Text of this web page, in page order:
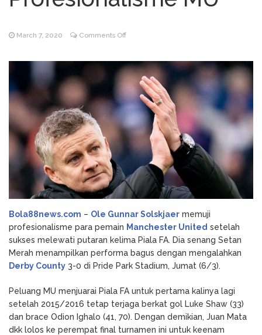
Anleitung zum Auszahlen
Uptime and Outages
August 6, 2026
Visszajelzési folyamata a rossz
támogatásért
March 7, 2020 Comments Offon
ke
Perempat
Final,
Ole
Gunnar
Solskjaer
Profesionalisme
Bola88news.com – Ole Gunnar Solskjaer memuji
profesionalisme para pemain Manchester United setelah
sukses melewati putaran kelima Piala FA. Dia senang Setan
Merah menampilkan performa bagus dengan mengalahkan
Derby County 3-0 di Pride Park Stadium, Jumat (6/3).
Peluang MU menjuarai Piala FA untuk pertama kalinya lagi
setelah 2015/2016 tetap terjaga berkat gol Luke Shaw (33)
dan brace Odion Ighalo (41, 70). Dengan demikian, Juan Mata
dkk lolos ke perempat final turnamen ini untuk keenam